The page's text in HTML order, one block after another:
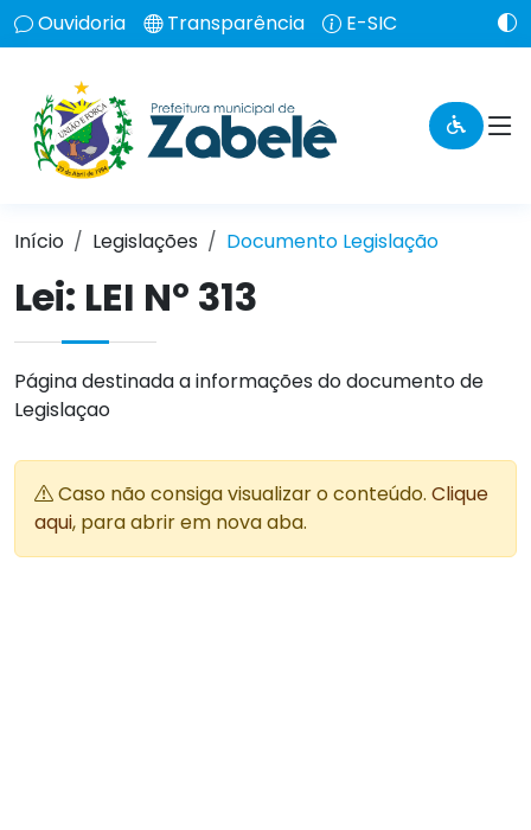
Ouvidoria Transparência E-SIC
Início Legislações Documento Legislação
Lei: LEI Nº 313
Página destinada a informações do documento de
Legislaçao
Caso não consiga visualizar o conteúdo. Clique
aqui, para abrir em nova aba.